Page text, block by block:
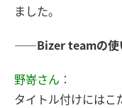
ました。
――Bizer teamの使
野嵜さん：
タイトル付けにはこ